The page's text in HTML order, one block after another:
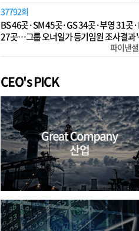
37792회
BS 46곳·SM 45곳·GS 34곳·부영 31곳
27곳…그룹 오너일가 등기임원 조사결과
파이낸
CEO's PICK